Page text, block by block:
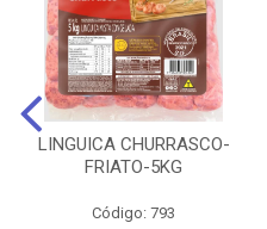
LINGUICA CHURRASCO-
FRIATO-5KG
Código: 793